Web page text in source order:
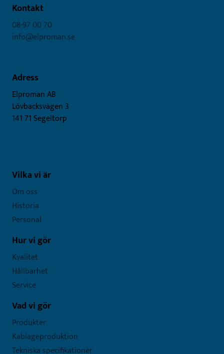
Kontakt
08-97 00 70
info@elproman.se
Adress
Elproman AB
Lövbacksvägen 3
141 71 Segeltorp
Vilka vi är
Om oss
Historia
Personal
Hur vi gör
Kvalitet
Hållbarhet
Service
Vad vi gör
Produkter
Kablageproduktion
Tekniska specifikationer